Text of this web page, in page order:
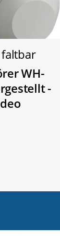
WH-
-